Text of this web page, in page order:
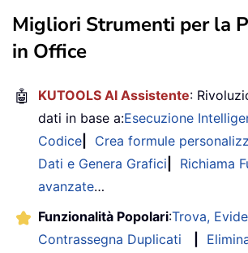
Migliori Strumenti per la
in Office
🤖 KUTOOLS AI Assistente:
dati in base a:Esecuzione
Codice
Crea formule
Dati e Genera Grafici
Richiama
avanzate…
Funzionalità Popolari:Trova,
Contrassegna Duplicati